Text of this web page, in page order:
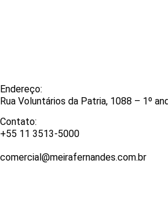
Endereço:
Rua Voluntários da Patria, 1088 – 1º
Contato:
+55 11 3513-5000
comercial@meirafernandes.com.br